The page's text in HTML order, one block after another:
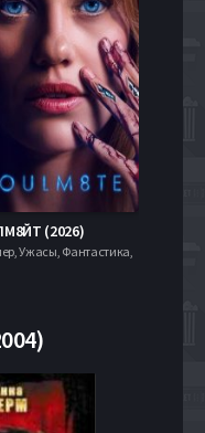
(2026)
Ужасы, Фантастика,